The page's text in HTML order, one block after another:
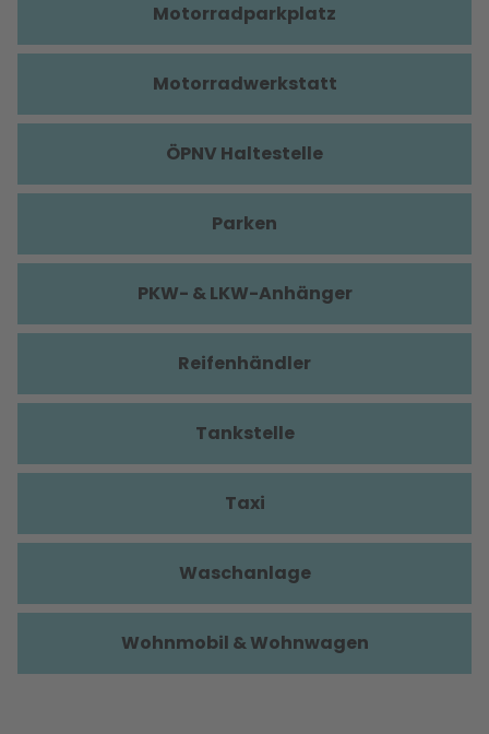
Motorradparkplatz
Motorradwerkstatt
ÖPNV Haltestelle
Parken
PKW- & LKW-Anhänger
Reifenhändler
Tankstelle
Taxi
Waschanlage
Wohnmobil & Wohnwagen